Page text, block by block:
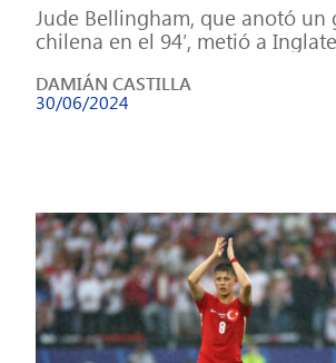
Jude Bellingham, que anotó un
chilena en el 94′, metió a
DAMIÁN CASTILLA
30/06/2024